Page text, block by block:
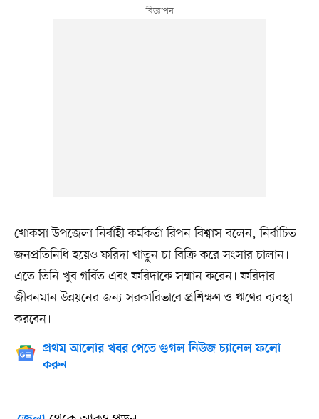
খোকসা উপজেলা নির্বাহী কর্মকর্তা রিপন বিশ্বাস বলেন, নির্বাচিত
জনপ্রতিনিধি হয়েও ফরিদা খাতুন চা বিক্রি করে সংসার চালান।
এতে তিনি খুব গর্বিত এবং ফরিদাকে সম্মান করেন। ফরিদার
জীবনমান উন্নয়নের জন্য সরকারিভাবে প্রশিক্ষণ ও ঋণের ব্যবস্থা
করবেন।
প্রথম আলোর খবর পেতে গুগল নিউজ চ্যানেল ফলো
করুন